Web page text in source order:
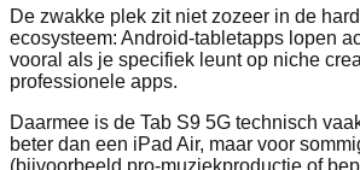
De zwakke plek zit niet zozeer in de
ecosysteem: Android‑tabletapps lopen
vooral als je specifiek leunt op niche
professionele apps.
Daarmee is de Tab S9 5G technisch
beter dan een iPad Air, maar voor
(bijvoorbeeld pro‑muziekproductie of